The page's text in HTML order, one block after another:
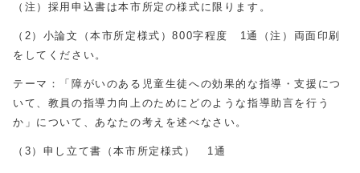
（注）採用申込書は本市所定の様式に限ります。
（ 2 ）小論文（本市所定様式）800字程度 1通（注）両面印刷
をしてください。
テーマ：「障がいのある児童生徒への効果的な指導・支援につ
いて、教員の指導力向上のためにどのような指導助言を行う
か」について、あなたの考えを述べなさい。
（ 3 ）申し立て書（本市所定様式） 1通